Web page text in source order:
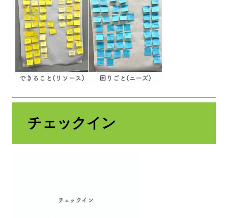
チェックイン